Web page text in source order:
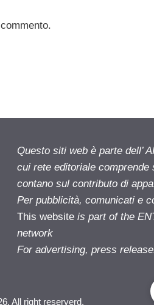
Questo siti web è parte dell’
cui rete editoriale
contano sul contributo di
Per pubblicità, comunicati e
This website is part of the
network
For advertising, press
All right reserverd.